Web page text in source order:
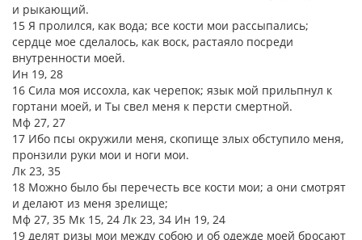
и рыкающий.
15 Я пролился, как вода; все кости мои рассыпались;
сердце мое сделалось, как воск, растаяло посреди
внутренности моей.
Ин 19, 28
16 Сила моя иссохла, как черепок; язык мой прильпнул к
гортани моей, и Ты свел меня к персти смертной.
Мф 27, 27
17 Ибо псы окружили меня, скопище злых обступило меня,
пронзили руки мои и ноги мои.
Лк 23, 35
18 Можно было бы перечесть все кости мои; а они смотрят
и делают из меня зрелище;
Мф 27, 35 Мк 15, 24 Лк 23, 34 Ин 19, 24
19 делят ризы мои между собою и об одежде моей бросают